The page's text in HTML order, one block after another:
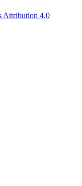
Attribution 4.0